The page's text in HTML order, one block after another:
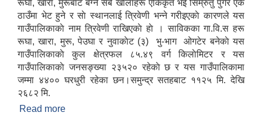
रूघा, खारा, मुरूबाट बग्ने सबै खाेलाहरू एकिकृत भई सिम्रुतु पुगेर एकै
ठाउँमा भेट हुने र साे स्थानलाई त्रिवेणी भन्ने गरीइएकाे कारणले यस
गाउँपालिकाकाे नाम त्रिवेणी राखिएकाे हाे । साविकका गा.वि.स हरू
रूघा, खारा, मुरू, पेउघा र नुवाकाेट (३) भु-भाग ओगटेर बनेकाे यस
गाउँपालिकाकाे कुल क्षेत्रफल ८५.४९ वर्ग किलाेमिटर र यस
गाउँपालिकाकाे जनसङ्ख्या २३५२० रहेकाे छ र यस गाउँपालिकामा
जम्मा ४४०० घरधुरी रहेका छन।समुन्द्र सतहबाट ११२५ मि. देखि
२६८२ मि.
Read more